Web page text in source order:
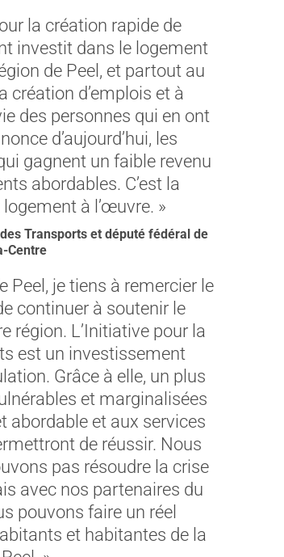
la création rapide de
investit dans le logement
de Peel, et partout au
création d’emplois et à
des personnes qui en ont
d’aujourd’hui, les
gagnent un faible revenu
abordables. C’est la
à l’œuvre. »
Transports et député fédéral de
Centre
Peel, je tiens à remercier le
continuer à soutenir le
région. L’Initiative pour la
est un investissement
Grâce à elle, un plus
et marginalisées
abordable et aux services
de réussir. Nous
pas résoudre la crise
avec nos partenaires du
pouvons faire un réel
et habitantes de la